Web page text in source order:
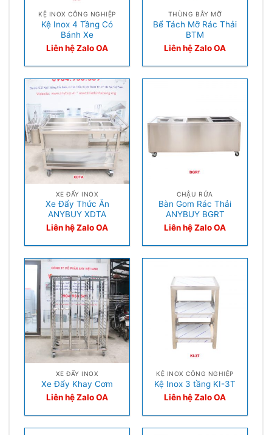
KỆ INOX CÔNG NGHIỆP
Kệ Inox 4 Tầng Có
Bánh Xe
Liên hệ Zalo OA
THÙNG BẪY MỠ
Bể Tách Mỡ Rác Thải
BTM
Liên hệ Zalo OA
XE ĐẨY INOX
Xe Đẩy Thức Ăn
ANYBUY XDTA
Liên hệ Zalo OA
CHẬU RỬA
Bàn Gom Rác Thải
ANYBUY BGRT
Liên hệ Zalo OA
XE ĐẨY INOX
Xe Đẩy Khay Cơm
Liên hệ Zalo OA
KỆ INOX CÔNG NGHIỆP
Kệ Inox 3 tầng KI-3T
Liên hệ Zalo OA